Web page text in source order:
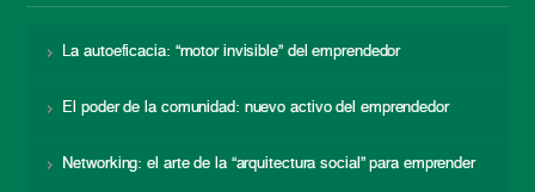
La autoeficacia: “motor invisible” del emprendedor
El poder de la comunidad: nuevo activo del emprendedor
Networking: el arte de la “arquitectura social” para emprender